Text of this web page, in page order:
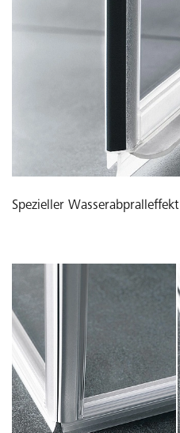
Spezieller Wasserabpralleffekt